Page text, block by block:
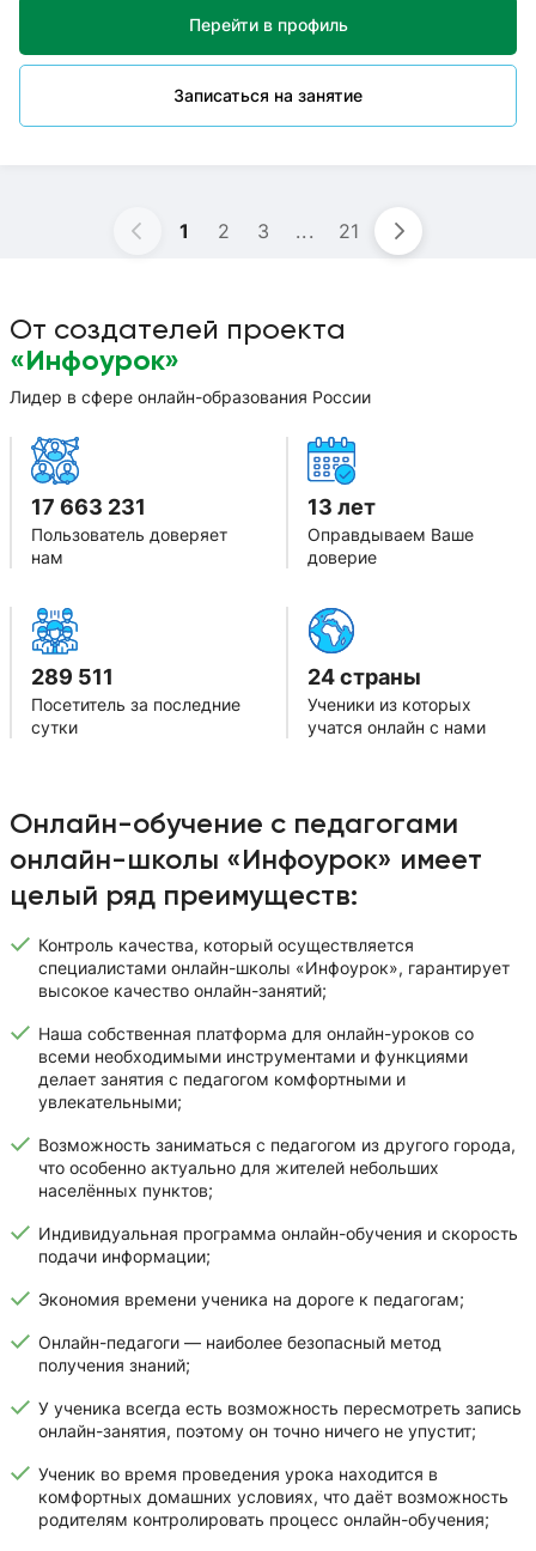
Перейти в профиль
Записаться на занятие
различные методики в зависимости от возраста, цели и
уровня успеваваемости.Общий стаж работы 23 года (6 лет
из них — работала в детском саду). Я всегда в окружении
общий язык.Буду рада быть полезной. Записывайтесь на
мои уроки!
1 2 3 ... 21
От создателей проекта
«Инфоурок»
Лидер в сфере онлайн-образования России
17 663 231
Пользователь доверяет
нам
13 лет
Оправдываем Ваше
доверие
289 511
Посетитель за последние
сутки
24 страны
Ученики из которых
учатся онлайн с нами
Онлайн-обучение с педагогами
онлайн-школы «Инфоурок» имеет
целый ряд преимуществ:
Контроль качества, который осуществляется
специалистами онлайн-школы «Инфоурок», гарантирует
высокое качество онлайн-занятий;
Наша собственная платформа для онлайн-уроков со
всеми необходимыми инструментами и функциями
делает занятия с педагогом комфортными и
увлекательными;
Возможность заниматься с педагогом из другого города,
что особенно актуально для жителей небольших
населённых пунктов;
Индивидуальная программа онлайн-обучения и скорость
подачи информации;
Экономия времени ученика на дороге к педагогам;
Онлайн-педагоги — наиболее безопасный метод
получения знаний;
У ученика всегда есть возможность пересмотреть запись
онлайн-занятия, поэтому он точно ничего не упустит;
Ученик во время проведения урока находится в
комфортных домашних условиях, что даёт возможность
родителям контролировать процесс онлайн-обучения;